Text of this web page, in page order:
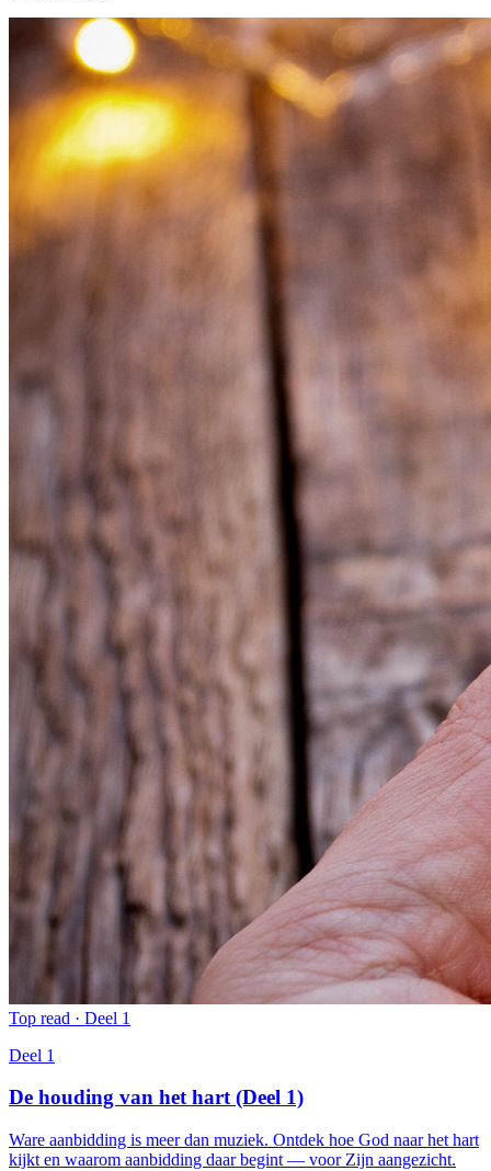
Top read · Deel 1
Deel 1
De houding van het hart (Deel 1)
Ware aanbidding is meer dan muziek. Ontdek hoe God naar het hart
kijkt en waarom aanbidding daar begint — voor Zijn aangezicht.